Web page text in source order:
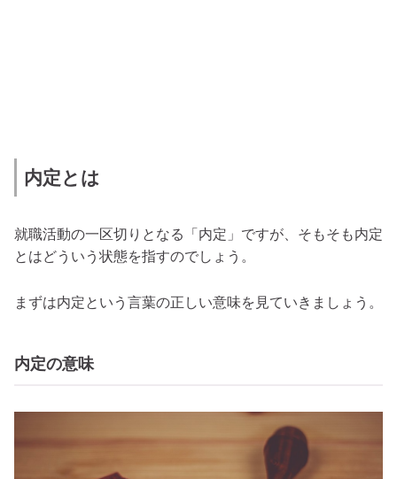
内定とは
就職活動の一区切りとなる「内定」ですが、そもそも内定
とはどういう状態を指すのでしょう。
まずは内定という言葉の正しい意味を見ていきましょう。
内定の意味